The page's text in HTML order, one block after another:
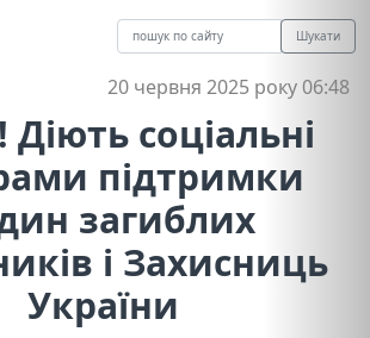
Шукати
20 червня 2025 року 06:48
Діють соціальні
підтримки
загиблих
і Захисниць
України